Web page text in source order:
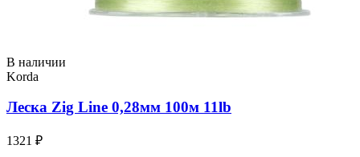
В наличии
Korda
Леска Zig Line 0,28мм 100м 11lb
1321 ₽